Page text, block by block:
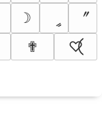
☽
〞
✟ ♡⃝